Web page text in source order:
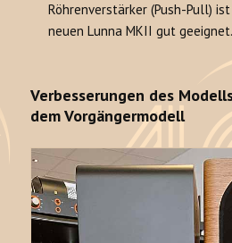
Röhrenverstärker (Push-Pull)
neuen Lunna MKII gut geeignet.
Verbesserungen des
dem Vorgängermodell